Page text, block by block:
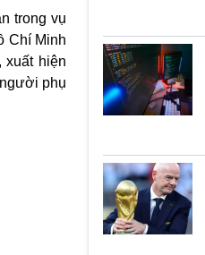
trong vụ
Chí Minh
xuất hiện
phụ